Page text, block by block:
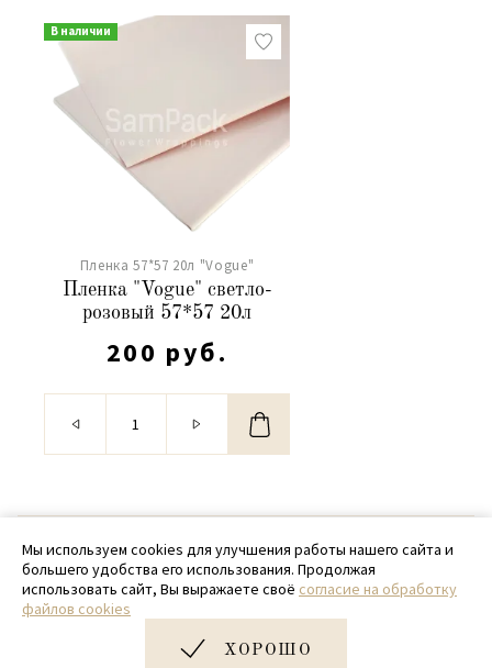
В наличии
Пленка 57*57 20л "Vogue"
Пленка "Vogue" светло-
розовый 57*57 20л
200 руб.
© 2020 - 2026 SamPack
+ 7 (918) 699-97-87
zakaz@sampack.store
Дизайн и разработка сайта
Мы используем cookies для улучшения работы нашего сайта и
большего удобства его использования. Продолжая
использовать сайт, Вы выражаете своё согласие на обработку
файлов cookies
ХОРОШО